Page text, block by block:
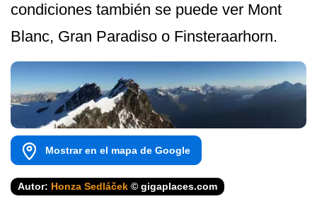
condiciones también se puede ver Mont
Blanc, Gran Paradiso o Finsteraarhorn.
Mostrar en el mapa de Google
Autor: Honza Sedláček © gigaplaces.com